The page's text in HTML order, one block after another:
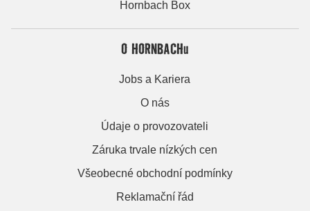
Hornbach Box
O HORNBACHu
Jobs a Kariera
O nás
Údaje o provozovateli
Záruka trvale nízkých cen
Všeobecné obchodní podmínky
Reklamační řád